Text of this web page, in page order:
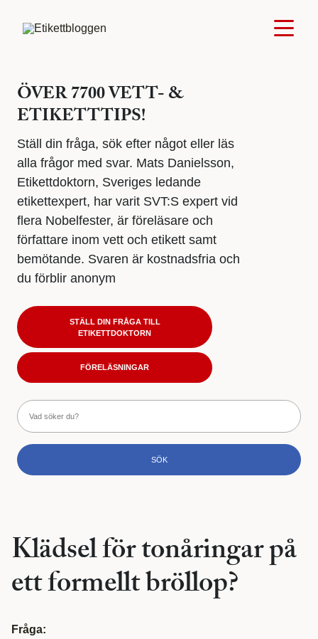
ÖVER 7700 VETT- &
ETIKETTTIPS!
Ställ din fråga, sök efter något eller läs
alla frågor med svar. Mats Danielsson,
Etikettdoktorn, Sveriges ledande
etikettexpert, har varit SVT:S expert vid
flera Nobelfester, är föreläsare och
författare inom vett och etikett samt
bemötande. Svaren är kostnadsfria och
du förblir anonym
STÄLL DIN FRÅGA TILL
ETIKETTDOKTORN
FÖRELÄSNINGAR
Klädsel för tonåringar på
ett formellt bröllop?
Fråga: